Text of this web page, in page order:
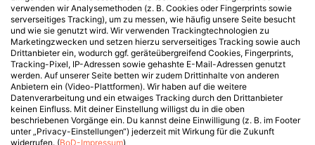
verwenden wir Analysemethoden (z. B. Cookies oder Fingerprints sowie
serverseitiges Tracking), um zu messen, wie häufig unsere Seite besucht
und wie sie genutzt wird. Wir verwenden Trackingtechnologien zu
Marketingzwecken und setzen hierzu serverseitiges Tracking sowie auch
Drittanbieter ein, wodurch ggf. geräteübergreifend Cookies, Fingerprints,
Tracking-Pixel, IP-Adressen sowie gehashte E-Mail-Adressen genutzt
werden. Auf unserer Seite betten wir zudem Drittinhalte von anderen
Anbietern ein (Video-Plattformen). Wir haben auf die weitere
Datenverarbeitung und ein etwaiges Tracking durch den Drittanbieter
keinen Einfluss. Mit deiner Einstellung willigst du in die oben
beschriebenen Vorgänge ein. Du kannst deine Einwilligung (z. B. im Footer
unter „Privacy-Einstellungen“) jederzeit mit Wirkung für die Zukunft
widerrufen. (BoD-Impressum)